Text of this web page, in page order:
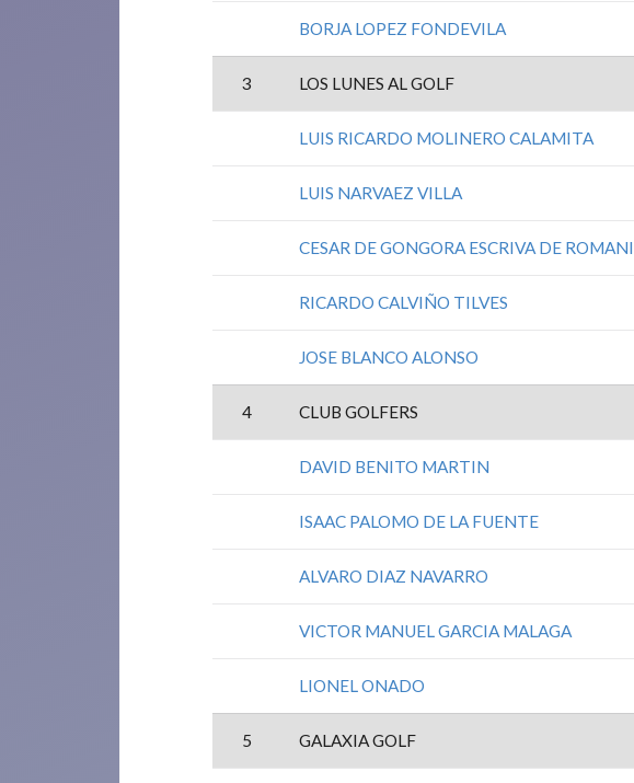
BORJA LOPEZ FONDEVILA
3 LOS LUNES AL GOLF
LUIS RICARDO MOLINERO CALAMITA
LUIS NARVAEZ VILLA
CESAR DE GONGORA ESCRIVA DE ROMANI
RICARDO CALVIÑO TILVES
JOSE BLANCO ALONSO
4 CLUB GOLFERS
DAVID BENITO MARTIN
ISAAC PALOMO DE LA FUENTE
ALVARO DIAZ NAVARRO
VICTOR MANUEL GARCIA MALAGA
LIONEL ONADO
5 GALAXIA GOLF